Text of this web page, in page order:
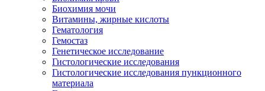
Биохимия мочи
Витамины, жирные кислоты
Гематология
Гемостаз
Генетическое исследование
Гистологические исследования
Гистологические исследования пункционного
материала